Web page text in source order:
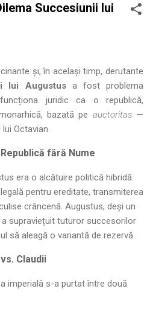
romani ( cives Romani ) în
– ne permite să măsurăm cu
procesului de rom...
Succesiunii lui
și, în același timp, derutante
lui Augustusa fost problema
juridic ca o republică,
bazată pe auctoritas—
Octavian.
fără Nume
era o alcătuire politică hibridă.
pentru ereditate, transmiterea
crâncenă. Augustus, deși un
supraviețuit tuturor succesorilor
să aleagă o variantă de rezervă.
Claudii
imperială s-a purtat între două